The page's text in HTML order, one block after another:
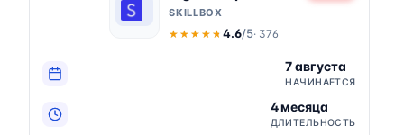
SKILLBOX
★★★★★
★★★★★4.6/5· 376
7 августа
НАЧИНАЕТСЯ
4 месяца
ДЛИТЕЛЬНОСТЬ